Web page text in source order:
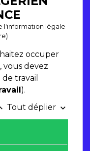
l'information légale
occuper
vous devez
travail
).
Tout déplier keyboard_arrow_down